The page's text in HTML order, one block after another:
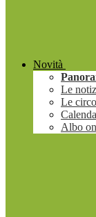
Novità
Le
Le
Albo